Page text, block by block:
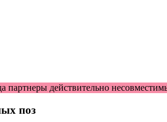
партнеры действительно
поз